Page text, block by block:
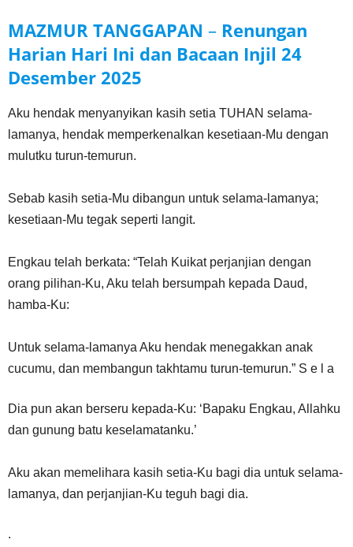
MAZMUR TANGGAPAN – Renungan
Harian Hari Ini dan Bacaan Injil 24
Desember 2025
Aku hendak menyanyikan kasih setia TUHAN selama-
lamanya, hendak memperkenalkan kesetiaan-Mu dengan
mulutku turun-temurun.
Sebab kasih setia-Mu dibangun untuk selama-lamanya;
kesetiaan-Mu tegak seperti langit.
Engkau telah berkata: “Telah Kuikat perjanjian dengan
orang pilihan-Ku, Aku telah bersumpah kepada Daud,
hamba-Ku:
Untuk selama-lamanya Aku hendak menegakkan anak
cucumu, dan membangun takhtamu turun-temurun.” S e l a
Dia pun akan berseru kepada-Ku: ‘Bapaku Engkau, Allahku
dan gunung batu keselamatanku.’
Aku akan memelihara kasih setia-Ku bagi dia untuk selama-
lamanya, dan perjanjian-Ku teguh bagi dia.
.